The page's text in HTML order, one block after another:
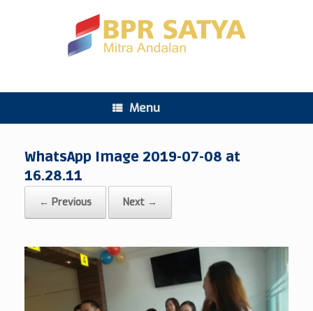
Menu
WhatsApp Image 2019-07-08 at
16.28.11
← Previous Next →